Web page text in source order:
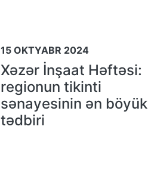
15 OKTYABR 2024
Xəzər İnşaat Həftəsi:
regionun tikinti
sənayesinin ən böyük
tədbiri